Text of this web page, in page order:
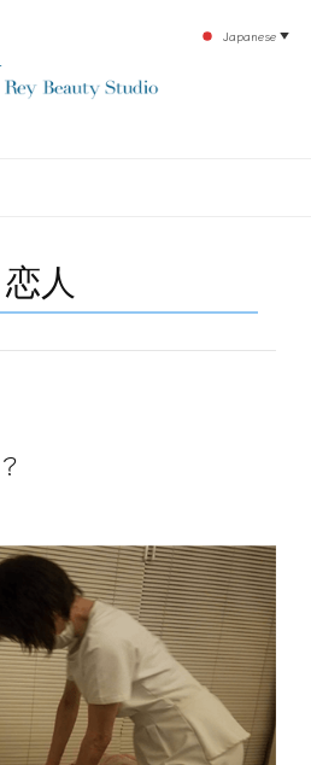
エステ
テだからこそ、お客様が必ず満足してもらえるこ
恋人
Japanese ▼